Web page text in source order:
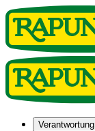
Verantwortung